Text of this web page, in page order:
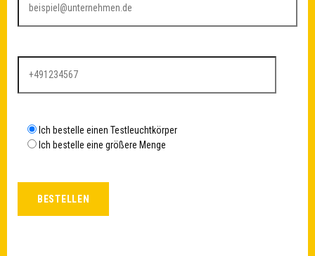
Ich bestelle einen Testleuchtkörper
Ich bestelle eine größere Menge